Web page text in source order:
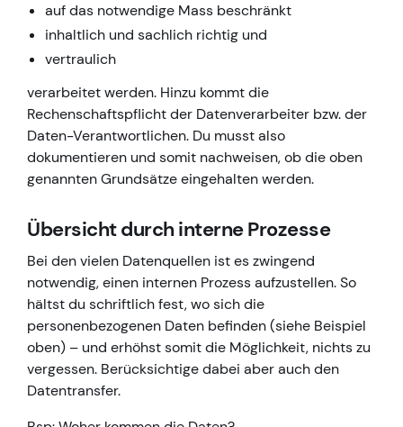
auf das notwendige Mass beschränkt
inhaltlich und sachlich richtig und
vertraulich
verarbeitet werden. Hinzu kommt die
Rechenschaftspflicht der Datenverarbeiter bzw. der
Daten-Verantwortlichen. Du musst also
dokumentieren und somit nachweisen, ob die oben
genannten Grundsätze eingehalten werden.
Übersicht durch interne Prozesse
Bei den vielen Datenquellen ist es zwingend
notwendig, einen internen Prozess aufzustellen. So
hältst du schriftlich fest, wo sich die
personenbezogenen Daten befinden (siehe Beispiel
oben) – und erhöhst somit die Möglichkeit, nichts zu
vergessen. Berücksichtige dabei aber auch den
Datentransfer.